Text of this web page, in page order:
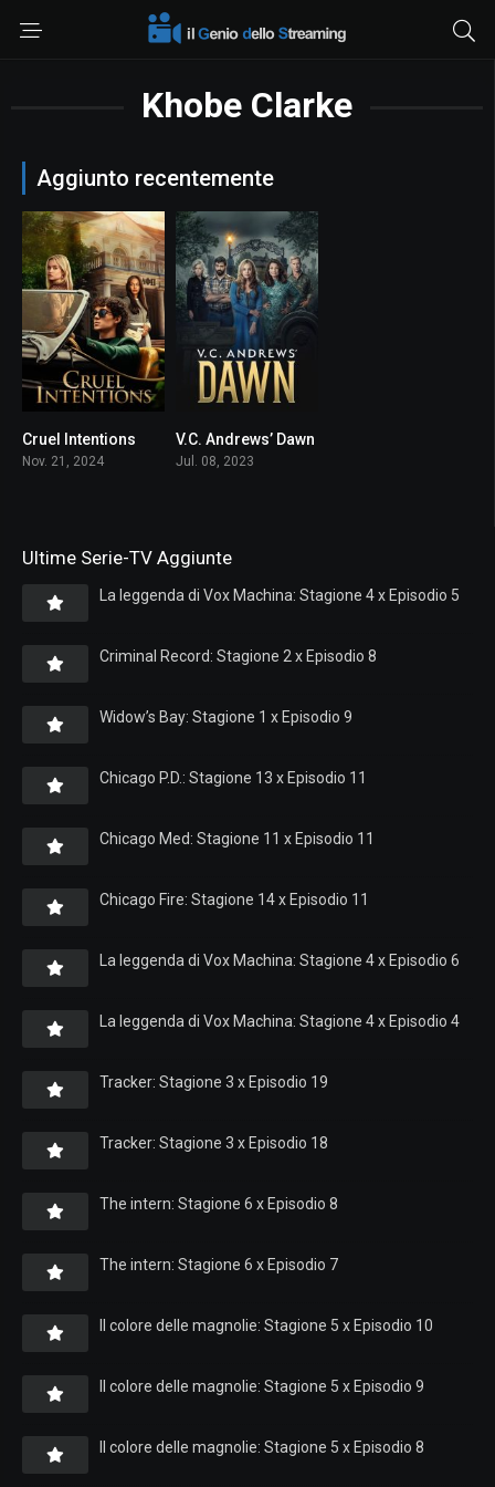
Khobe Clarke
Aggiunto recentemente
Cruel Intentions
Nov. 21, 2024
4.7
V.C. Andrews’ Dawn
Jul. 08, 2023
Ultime Serie-TV Aggiunte
La leggenda di Vox Machina: Stagione 4 x Episodio 5
Criminal Record: Stagione 2 x Episodio 8
Widow’s Bay: Stagione 1 x Episodio 9
Chicago P.D.: Stagione 13 x Episodio 11
Chicago Med: Stagione 11 x Episodio 11
Chicago Fire: Stagione 14 x Episodio 11
La leggenda di Vox Machina: Stagione 4 x Episodio 6
La leggenda di Vox Machina: Stagione 4 x Episodio 4
Tracker: Stagione 3 x Episodio 19
Tracker: Stagione 3 x Episodio 18
The intern: Stagione 6 x Episodio 8
The intern: Stagione 6 x Episodio 7
Il colore delle magnolie: Stagione 5 x Episodio 10
Il colore delle magnolie: Stagione 5 x Episodio 9
Il colore delle magnolie: Stagione 5 x Episodio 8